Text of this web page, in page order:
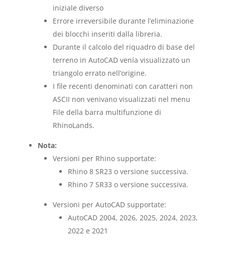
iniziale diverso
Errore irreversibile durante l’eliminazione
dei blocchi inseriti dalla libreria.
Durante il calcolo del riquadro di base del
terreno in AutoCAD venía visualizzato un
triangolo errato nell’origine.
I file recenti denominati con caratteri non
ASCII non venivano visualizzati nel menu
File della barra multifunzione di
RhinoLands.
Nota:
Versioni per Rhino supportate:
Rhino 8 SR23 o versione successiva.
Rhino 7 SR33 o versione successiva.
Versioni per AutoCAD supportate:
AutoCAD 2004, 2026, 2025, 2024, 2023,
2022 e 2021